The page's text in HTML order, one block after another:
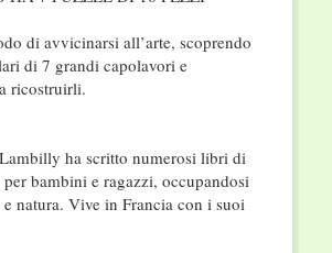
di avvicinarsi all’arte, scoprendo
di 7 grandi capolavori e
ricostruirli.
ha scritto numerosi libri di
bambini e ragazzi, occupandosi
natura. Vive in Francia con i suoi